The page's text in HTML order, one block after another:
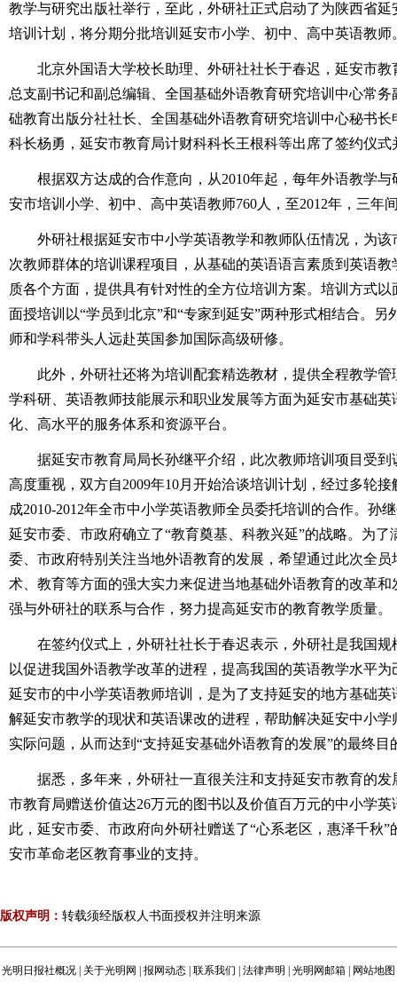
教学与研究出版社举行，至此，外研社正式启动了为陕西省延
培训计划，将分期分批培训延安市小学、初中、高中英语教师
北京外国语大学校长助理、外研社社长于春迟，延安市
总支副书记和副总编辑、全国基础外语教育研究培训中心常
础教育出版分社社长、全国基础外语教育研究培训中心秘书
科长杨勇，延安市教育局计财科科长王根科等出席了签约仪式
根据双方达成的合作意向，从2010年起，每年外语教学
安市培训小学、初中、高中英语教师760人，至2012年，三年
外研社根据延安市中小学英语教学和教师队伍情况，为
次教师群体的培训课程项目，从基础的英语语言素质到英语
质各个方面，提供具有针对性的全方位培训方案。培训方式
面授培训以“学员到北京”和“专家到延安”两种形式相结合。另
师和学科带头人远赴英国参加国际高级研修。
此外，外研社还将为培训配套精选教材，提供全程教学
学科研、英语教师技能展示和职业发展等方面为延安市基础
化、高水平的服务体系和资源平台。
据延安市教育局局长孙继平介绍，此次教师培训项目受
高度重视，双方自2009年10月开始洽谈培训计划，经过多轮
成2010-2012年全市中小学英语教师全员委托培训的合作。孙
延安市委、市政府确立了“教育奠基、科教兴延”的战略。为
委、市政府特别关注当地外语教育的发展，希望通过此次全
术、教育等方面的强大实力来促进当地基础外语教育的改革
强与外研社的联系与合作，努力提高延安市的教育教学质量。
在签约仪式上，外研社社长于春迟表示，外研社是我国
以促进我国外语教学改革的进程，提高我国的英语教学水平
延安市的中小学英语教师培训，是为了支持延安的地方基础
解延安市教学的现状和英语课改的进程，帮助解决延安中小
实际问题，从而达到“支持延安基础外语教育的发展”的最终目
据悉，多年来，外研社一直很关注和支持延安市教育的发
市教育局赠送价值达26万元的图书以及价值百万元的中小学
此，延安市委、市政府向外研社赠送了“心系老区，惠泽千秋
安市革命老区教育事业的支持。
版权声明： 转载须经版权人书面授权并注明来源
光明日报社概况 关于光明网 报网动态 联系我们 法律声明 光明网邮箱 网站地图